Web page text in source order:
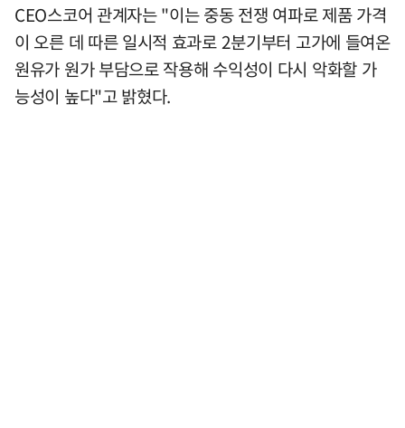
CEO스코어 관계자는 "이는 중동 전쟁 여파로 제품 가격
이 오른 데 따른 일시적 효과로 2분기부터 고가에 들여온
원유가 원가 부담으로 작용해 수익성이 다시 악화할 가
능성이 높다"고 밝혔다.